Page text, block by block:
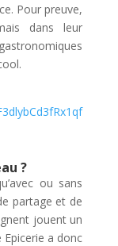
Pour preuve,
dans leur
?
ou sans
partage et de
jouent un
a donc